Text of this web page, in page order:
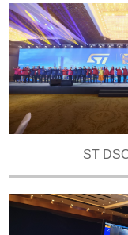
ST